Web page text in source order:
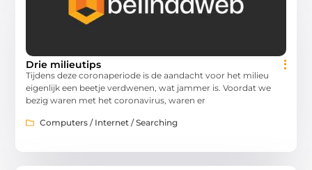
Drie milieutips
Tijdens deze coronaperiode is de aandacht voor het milieu
eigenlijk een beetje verdwenen, wat jammer is. Voordat we
bezig waren met het coronavirus, waren er
Computers / Internet / Searching